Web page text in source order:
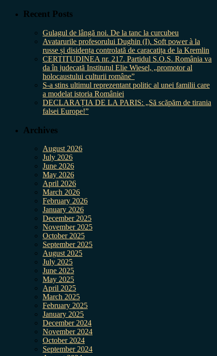
Recent Posts
Gulagul de lângă noi. De la tanc la curcubeu
Avatarurile profesorului Dughin (I). Soft power à la
russe și disidența controlată de caracatița de la Kremlin
CERTITUDINEA nr. 217. Partidul S.O.S. România va
da în judecată Institutul Elie Wiesel, „promotor al
holocaustului culturii române”
S-a stins ultimul reprezentant politic al unei familii care
a modelat istoria României
DECLARAȚIA DE LA PARIS: „Să scăpăm de tirania
falsei Europe!”
Archives
August 2026
July 2026
June 2026
May 2026
April 2026
March 2026
February 2026
January 2026
December 2025
November 2025
October 2025
September 2025
August 2025
July 2025
June 2025
May 2025
April 2025
March 2025
February 2025
January 2025
December 2024
November 2024
October 2024
September 2024